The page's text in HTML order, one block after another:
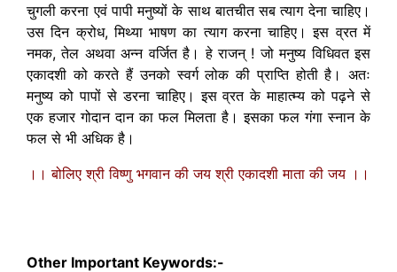
चुगली करना एवं पापी मनुष्यों के साथ बातचीत सब त्याग देना चाहिए।
उस दिन क्रोध, मिथ्या भाषण का त्याग करना चाहिए। इस व्रत में
नमक, तेल अथवा अन्न वर्जित है। हे राजन् ! जो मनुष्य विधिवत इस
एकादशी को करते हैं उनको स्वर्ग लोक की प्राप्ति होती है। अतः
मनुष्य को पापों से डरना चाहिए। इस व्रत के माहात्म्य को पढ़ने से
एक हजार गोदान दान का फल मिलता है। इसका फल गंगा स्नान के
फल से भी अधिक है।
।। बोलिए श्री विष्णु भगवान की जय श्री एकादशी माता की जय ।।
Other Important Keywords:-